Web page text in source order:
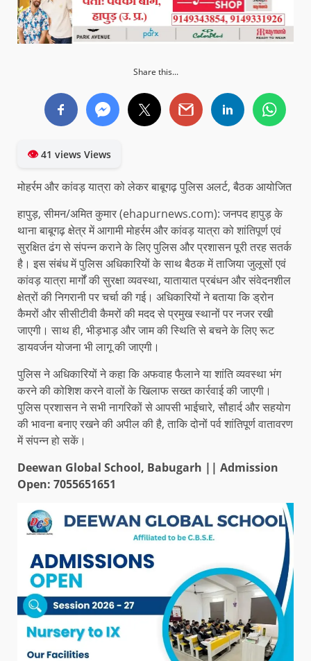
Share this...
👁41 views Views
मोहर्रम और कांवड़ यात्रा को लेकर बाबूगढ़ पुलिस अलर्ट, बैठक आयोजित
हापुड़, सीमन/अमित कुमार (ehapurnews.com): जनपद हापुड़ के
थाना बाबूगढ़ क्षेत्र में आगामी मोहर्रम और कांवड़ यात्रा को शांतिपूर्ण एवं
सुरक्षित ढंग से संपन्न कराने के लिए पुलिस और प्रशासन पूरी तरह सतर्क
है। इस संबंध में पुलिस अधिकारियों के साथ बैठक में ताजिया जुलूसों एवं
कांवड़ यात्रा मार्गों की सुरक्षा व्यवस्था, यातायात प्रबंधन और संवेदनशील
क्षेत्रों की निगरानी पर चर्चा की गई। अधिकारियों ने बताया कि ड्रोन
कैमरों और सीसीटीवी कैमरों की मदद से प्रमुख स्थानों पर नजर रखी
जाएगी। साथ ही, भीड़भाड़ और जाम की स्थिति से बचने के लिए रूट
डायवर्जन योजना भी लागू की जाएगी।
पुलिस ने अधिकारियों ने कहा कि अफवाह फैलाने या शांति व्यवस्था भंग
करने की कोशिश करने वालों के खिलाफ सख्त कार्रवाई की जाएगी।
पुलिस प्रशासन ने सभी नागरिकों से आपसी भाईचारे, सौहार्द और सहयोग
की भावना बनाए रखने की अपील की है, ताकि दोनों पर्व शांतिपूर्ण वातावरण
में संपन्न हो सकें।
Deewan Global School, Babugarh || Admission
Open: 7055651651